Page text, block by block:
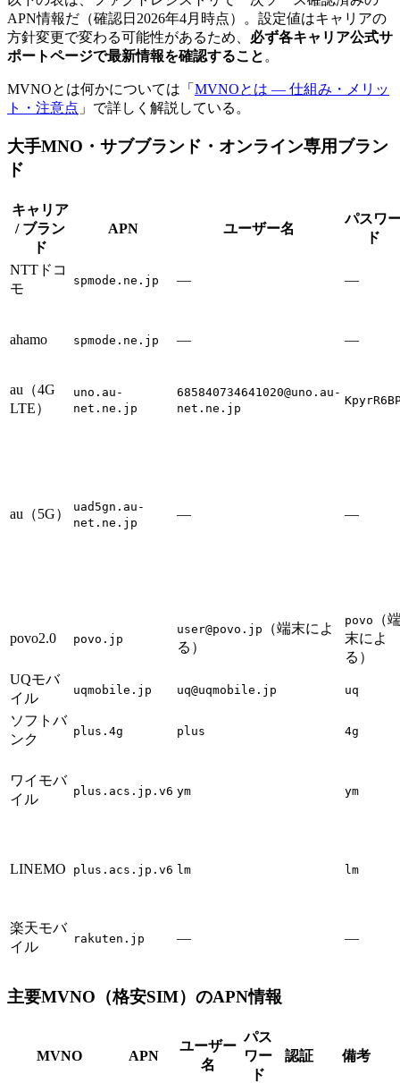
APN情報だ（確認日2026年4月時点）。設定値はキャリアの
方針変更で変わる可能性があるため、 必ず各キャリア公式サ
ポートページで最新情報を確認すること 。
MVNOとは何かについては「 MVNOとは — 仕組み・メリッ
ト・注意点 」で詳しく解説している。
大手MNO・サブブランド・オンライン専用ブラン
ド
キャリア
/ ブラン
ド
APN ユーザー名
パスワ
ド
NTTドコ
モ
spmode.ne.jp — —
ahamo spmode.ne.jp — —
au（4G
LTE）
uno.au-
net.ne.jp
685840734641020@uno.au-
net.ne.jp
au（5G）
uad5gn.au-
net.ne.jp
— —
povo2.0 povo.jp
user@povo.jp
（端末によ
る）
povo
（
末によ
る）
UQモバ
イル
uqmobile.jp uq@uqmobile.jp uq
ソフトバ
ンク
plus.4g plus 4g
ワイモバ
イル
plus.acs.jp.v6 ym ym
LINEMO plus.acs.jp.v6 lm lm
楽天モバ
イル
rakuten.jp — —
主要MVNO（格安SIM）のAPN情報
MVNO APN
ユーザー
名
パス
ワー
ド
認証 備考